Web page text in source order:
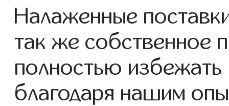
Налаженные
так же собственное
полностью
благодаря нашим